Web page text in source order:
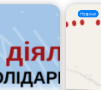
Новини